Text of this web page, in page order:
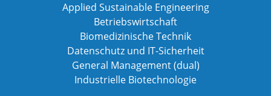
Applied Sustainable Engineering
Betriebswirtschaft
Biomedizinische Technik
Datenschutz und IT-Sicherheit
General Management (dual)
Industrielle Biotechnologie